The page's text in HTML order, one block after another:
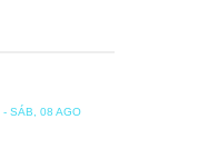
- SÁB, 08 AGO